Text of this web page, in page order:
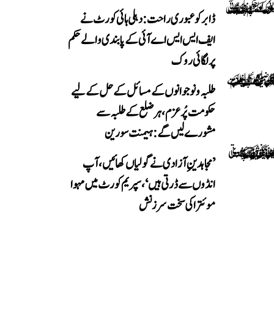
ڈابر کو عبوری راحت: دہلی ہائی کورٹ نے
ایف ایس ایس اے آئی کے پابندی والے حکم
پر لگائی روک
طلبہ و نوجوانوں کے مسائل کے حل کے لیے
حکومت پُرعزم، ہر ضلع کے طلبہ سے
مشورے لیں گے: ہیمنت سورین
’مجاہدینِ آزادی نے گولیاں کھائیں، آپ
انڈوں سے ڈرتی ہیں‘، سپریم کورٹ میں مہوا
موئترا کی سخت سرزنش